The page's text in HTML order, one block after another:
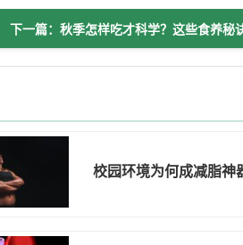
误！ 校园环境为何成减脂神